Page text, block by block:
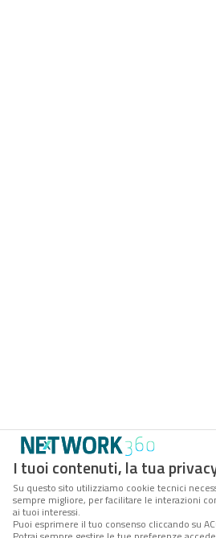
I tuoi contenuti, la tua
Su questo sito utilizziamo cookie tecnici
sempre migliore, per facilitare le interazioni
ai tuoi interessi.
Puoi esprimere il tuo consenso cliccando su